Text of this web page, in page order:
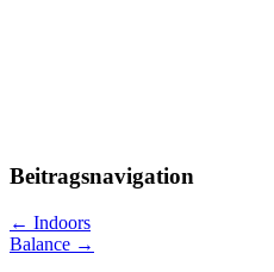
Beitragsnavigation
← Indoors
Balance →